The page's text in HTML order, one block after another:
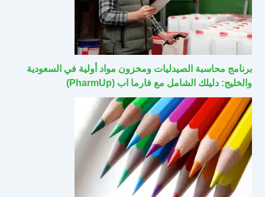
برنامج محاسبة الصيدليات ومخزون مواد أولية في السعودية
والخليج: دليلك الشامل مع فارما اب (PharmUp)